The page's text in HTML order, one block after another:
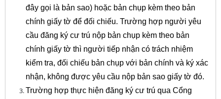
đây gọi là bản sao) hoặc bản chụp kèm theo bản
chính giấy tờ để đối chiếu. Trường hợp người yêu
cầu đăng ký cư trú nộp bản chụp kèm theo bản
chính giấy tờ thì người tiếp nhận có trách nhiệm
kiểm tra, đối chiếu bản chụp với bản chính và ký xác
nhận, không được yêu cầu nộp bản sao giấy tờ đó.
Trường hợp thực hiện đăng ký cư trú qua Cổng